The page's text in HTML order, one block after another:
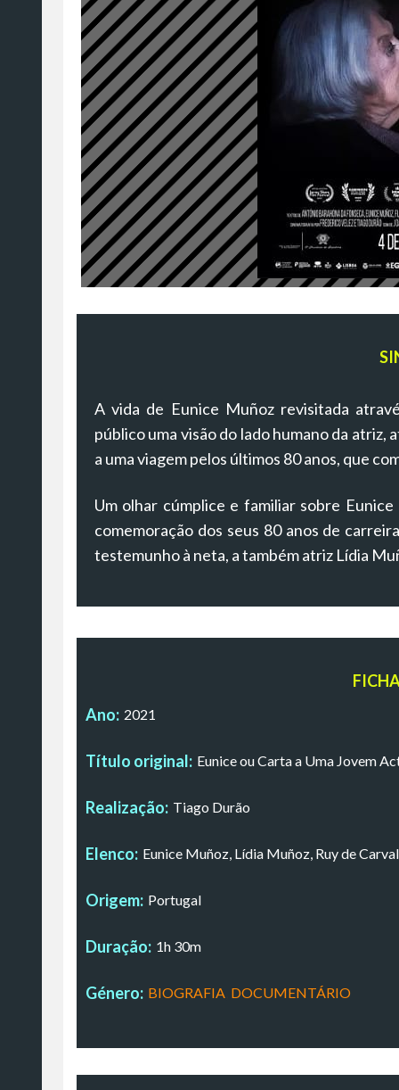
A vida de Eunice Muñoz revisitada
público uma visão do lado humano da atriz,
a uma viagem pelos últimos 80 anos, que
Um olhar cúmplice e familiar sobre
comemoração dos seus 80 anos de
testemunho à neta, a também atriz Lídia
Ano: 2021
Título original: Eunice ou Carta a Uma Jovem
Realização: Tiago Durão
Elenco: Eunice Muñoz, Lídia Muñoz, Ruy de
Origem: Portugal
Duração: 1h 30m
Género: BIOGRAFIA, DOCUMENTÁRIO